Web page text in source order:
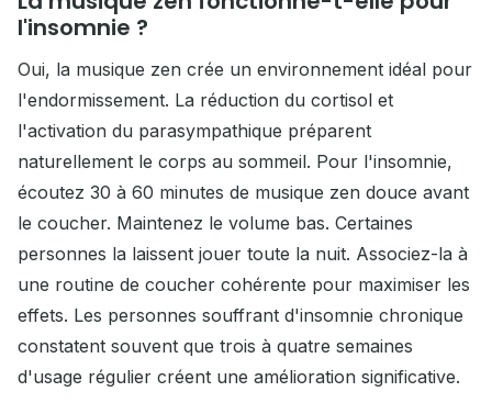
l'insomnie ?
Oui, la musique zen crée un environnement idéal pour
l'endormissement. La réduction du cortisol et
l'activation du parasympathique préparent
naturellement le corps au sommeil. Pour l'insomnie,
écoutez 30 à 60 minutes de musique zen douce avant
le coucher. Maintenez le volume bas. Certaines
personnes la laissent jouer toute la nuit. Associez-la à
une routine de coucher cohérente pour maximiser les
effets. Les personnes souffrant d'insomnie chronique
constatent souvent que trois à quatre semaines
d'usage régulier créent une amélioration significative.